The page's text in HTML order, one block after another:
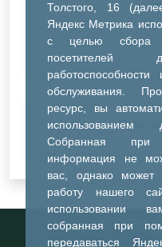
Толстого, 16
Яндекс Метрика
с целью сбора
посетителей
обслуживания.
ресурс, вы
использованием
Собранная
информация не
вас, однако может
работу нашего
использовании
собранная при
передаваться